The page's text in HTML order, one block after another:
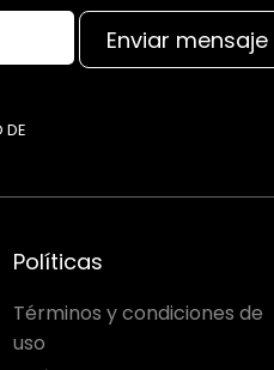
DE
Enviar mensaje
Políticas
Términos y condiciones de
uso